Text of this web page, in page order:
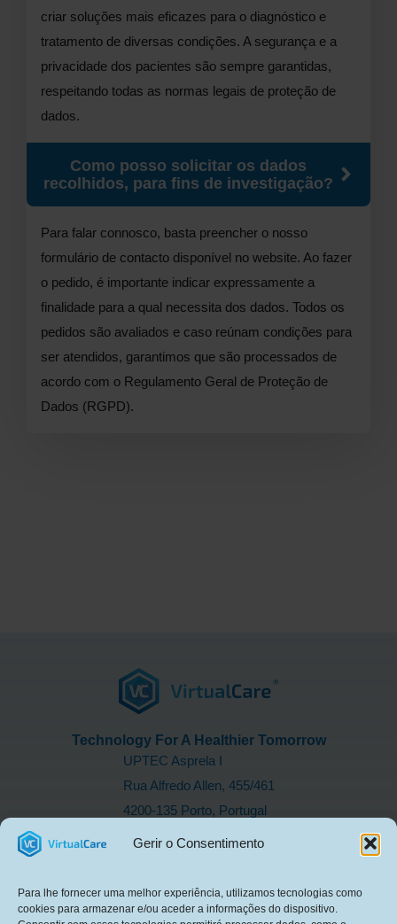
Gerir o Consentimento
Para lhe fornecer uma melhor experiência, utilizamos tecnologias como
cookies para armazenar e/ou aceder a informações do dispositivo.
criar soluções mais eficazes para o diagnóstico e
tratamento de diversas condições. A segurança e a
privacidade dos pacientes são sempre garantidas,
respeitando todas as normas legais de proteção de
dados.
Como posso solicitar os dados
recolhidos, para fins de investigação?
Para falar connosco, basta preencher o nosso
formulário de contacto disponível no website. Ao fazer
o pedido, é importante indicar expressamente a
finalidade para a qual necessita dos dados. Todos os
pedidos são avaliados e caso reúnam condições para
ser atendidos, garantimos que são processados de
acordo com o Regulamento Geral de Proteção de
Dados (RGPD).
Technology For A Healthier Tomorrow
UPTEC Asprela I
Rua Alfredo Allen, 455/461
4200-135 Porto, Portugal
Produtos em Destaque